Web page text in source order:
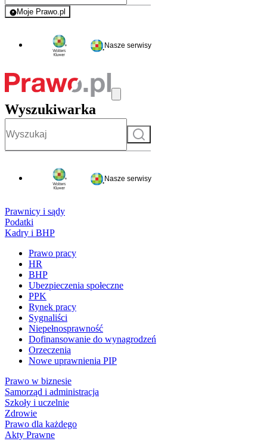
Moje Prawo.pl
- rejestracja i logowanie do serwisu
Nasze serwisy
Wyszukiwarka
Szukaj
Nasze serwisy
Prawnicy i sądy
Podatki
Kadry i BHP
Prawo pracy
HR
BHP
Ubezpieczenia społeczne
PPK
Rynek pracy
Sygnaliści
Niepełnosprawność
Dofinansowanie do wynagrodzeń
Orzeczenia
Nowe uprawnienia PIP
Prawo w biznesie
Samorząd i administracja
Szkoły i uczelnie
Zdrowie
Prawo dla każdego
Akty Prawne